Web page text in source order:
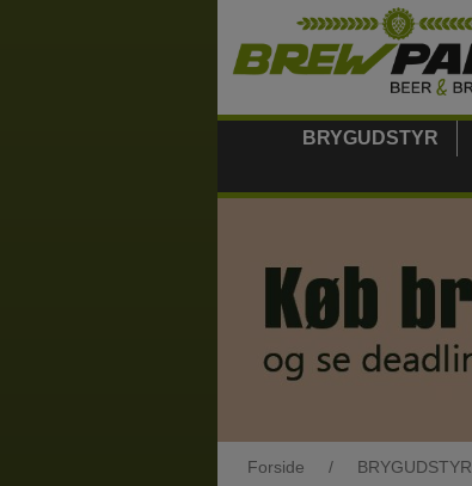
BRYGUDSTYR
Forside / BRYGUDSTYR